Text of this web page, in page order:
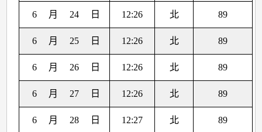
6 月 24 日 12:26 北 89
6 月 25 日 12:26 北 89
6 月 26 日 12:26 北 89
6 月 27 日 12:26 北 89
6 月 28 日 12:27 北 89